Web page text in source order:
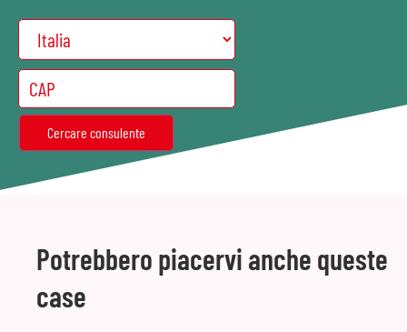
Potrebbero piacervi anche queste
case